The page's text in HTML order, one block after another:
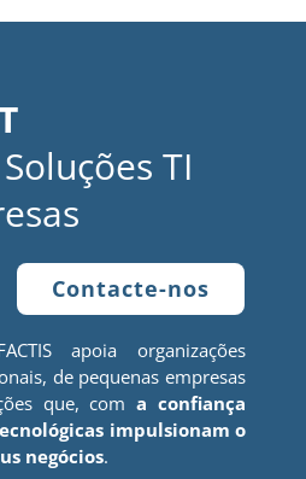
TI
Contacte-nos
apoia organizações
de pequenas empresas
que, coma confiança
impulsionam o
negócios.